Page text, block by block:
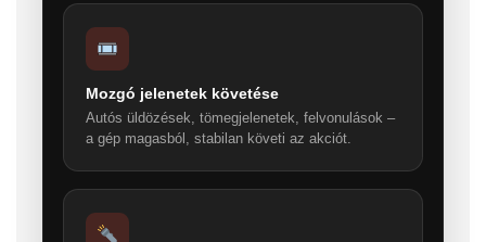
Mozgó jelenetek követése
Autós üldözések, tömegjelenetek, felvonulások –
a gép magasból, stabilan követi az akciót.